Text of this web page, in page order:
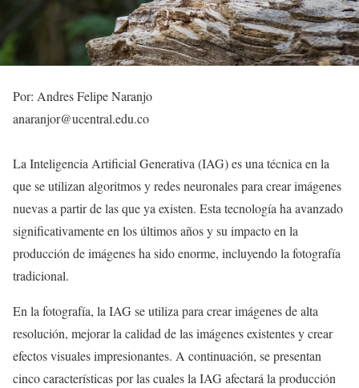
Por: Andres Felipe Naranjo
anaranjor@ucentral.edu.co
La Inteligencia Artificial Generativa (IAG) es una técnica en la
que se utilizan algoritmos y redes neuronales para crear imágenes
nuevas a partir de las que ya existen. Esta tecnología ha avanzado
significativamente en los últimos años y su impacto en la
producción de imágenes ha sido enorme, incluyendo la fotografía
tradicional.
En la fotografía, la IAG se utiliza para crear imágenes de alta
resolución, mejorar la calidad de las imágenes existentes y crear
efectos visuales impresionantes. A continuación, se presentan
cinco características por las cuales la IAG afectará la producción